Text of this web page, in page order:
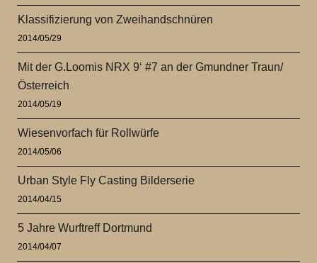
Klassifizierung von Zweihandschnüren
2014/05/29
Mit der G.Loomis NRX 9‘ #7 an der Gmundner Traun/
Österreich
2014/05/19
Wiesenvorfach für Rollwürfe
2014/05/06
Urban Style Fly Casting Bilderserie
2014/04/15
5 Jahre Wurftreff Dortmund
2014/04/07